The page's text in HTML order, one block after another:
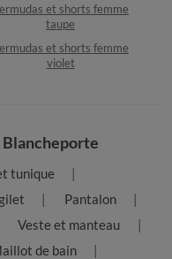
et shorts femme
taupe
et shorts femme
violet
Blancheporte
tunique
Pantalon
Veste et manteau
de bain